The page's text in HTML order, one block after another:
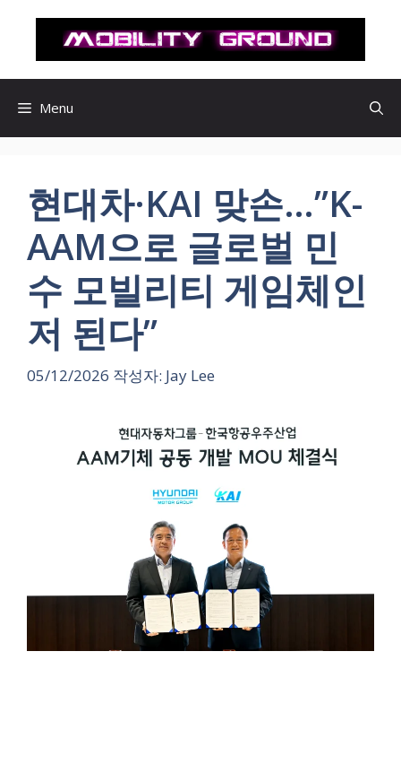
로
Menu
현대차·KAI 맞손…”K-
AAM으로 글로벌 민
수 모빌리티 게임체인
저 된다”
05/12/2026 작성자: Jay Lee